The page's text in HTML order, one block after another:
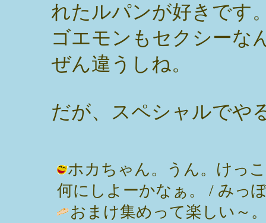
れたルパンが好きです
ゴエモンもセクシーな
ぜん違うしね。
だが、スペシャルでや
ホカちゃん。うん。けっ
何にしよーかなぁ。 / みっ
おまけ集めって楽しい～